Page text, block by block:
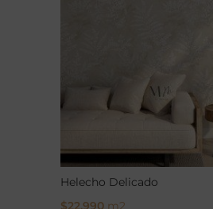
Helecho Delicado
$22.990 m2